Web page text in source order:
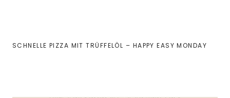
SCHNELLE PIZZA MIT TRÜFFELÖL – HAPPY EASY MONDAY